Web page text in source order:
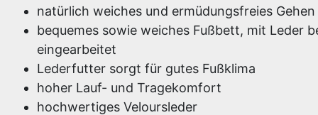
natürlich weiches und ermüdungsfreies Gehen
bequemes sowie weiches Fußbett, mit Leder
eingearbeitet
Lederfutter sorgt für gutes Fußklima
hoher Lauf- und Tragekomfort
hochwertiges Veloursleder